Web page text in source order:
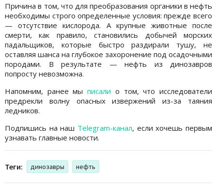
Причина в том, что для преобразования органики в нефть
необходимы строго определенные условия: прежде всего
— отсутствие кислорода. А крупные животные после
смерти, как правило, становились добычей морских
падальщиков, которые быстро раздирали тушу, не
оставляя шанса на глубокое захоронение под осадочными
породами. В результате — нефть из динозавров
попросту невозможна.
Напомним, ранее мыписали о том, что исследователи
предрекли волну опасных извержений из-за таяния
ледников.
Подпишись на наш Telegram-канал, если хочешь первым
узнавать главные новости.
Теги: динозавры нефть